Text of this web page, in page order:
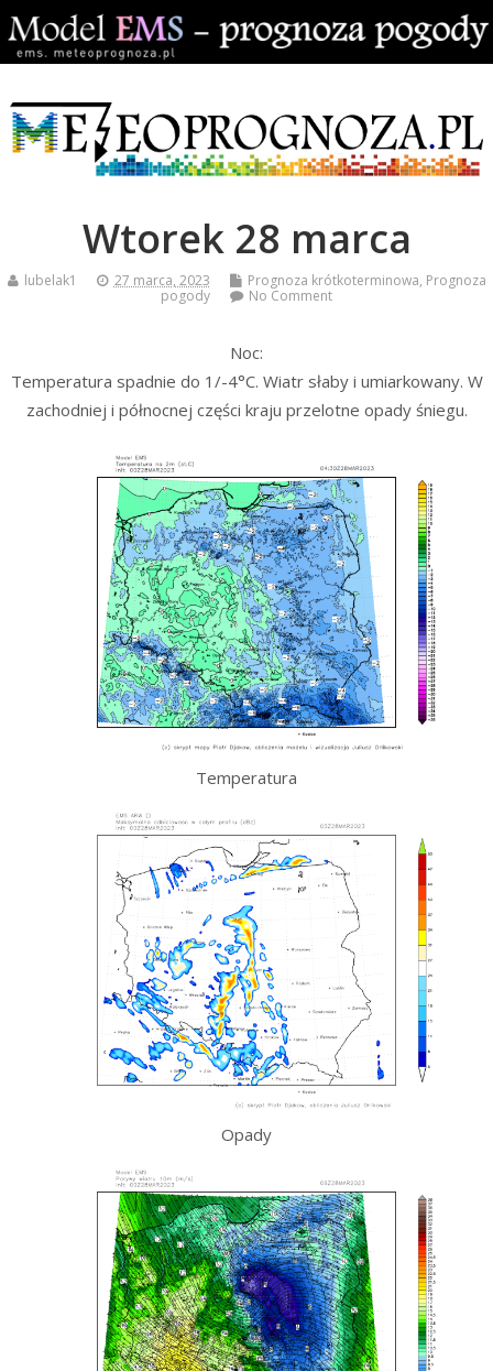
Wtorek 28 marca
lubelak1 27 marca, 2023 Prognoza krótkoterminowa, Prognoza
pogody
No Comment
Noc:
Temperatura spadnie do 1/-4°C. Wiatr słaby i umiarkowany. W
zachodniej i północnej części kraju przelotne opady śniegu.
Temperatura
Opady